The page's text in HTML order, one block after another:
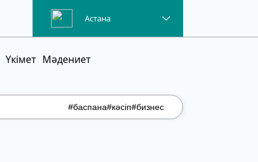
Астана
Үкімет Мәдениет
#баспана#кәсіп#бизнес